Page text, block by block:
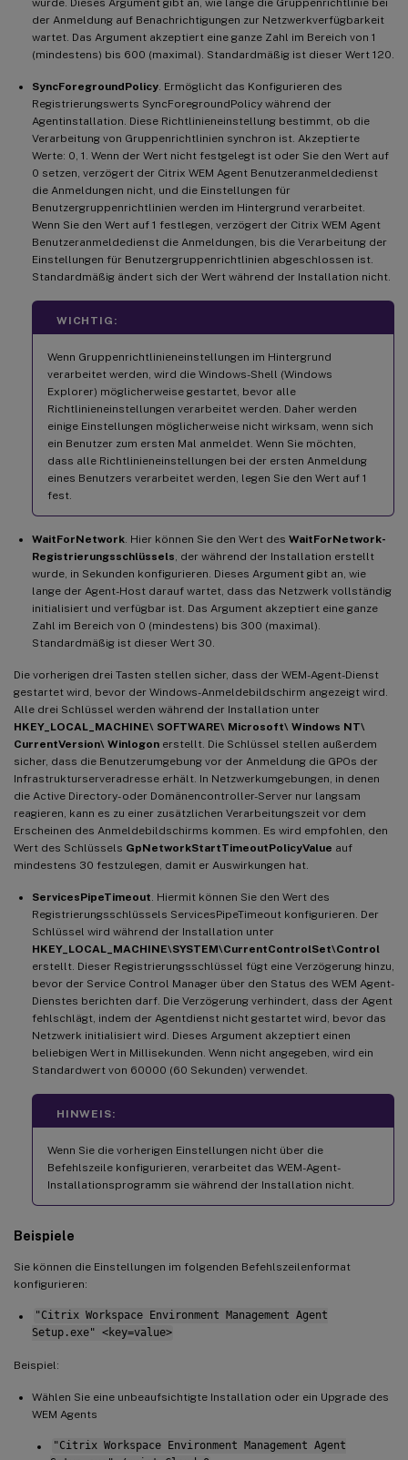
der Anmeldung auf Benachrichtigungen zur Netzwerkverfügbarkeit
wartet. Das Argument akzeptiert eine ganze Zahl im Bereich von 1
(mindestens) bis 600 (maximal). Standardmäßig ist dieser Wert 120.
SyncForegroundPolicy . Ermöglicht das Konfigurieren des
Registrierungswerts SyncForegroundPolicy während der
Agentinstallation. Diese Richtlinieneinstellung bestimmt, ob die
Verarbeitung von Gruppenrichtlinien synchron ist. Akzeptierte
Werte: 0, 1. Wenn der Wert nicht festgelegt ist oder Sie den Wert auf
0 setzen, verzögert der Citrix WEM Agent Benutzeranmeldedienst
die Anmeldungen nicht, und die Einstellungen für
Benutzergruppenrichtlinien werden im Hintergrund verarbeitet.
Wenn Sie den Wert auf 1 festlegen, verzögert der Citrix WEM Agent
Benutzeranmeldedienst die Anmeldungen, bis die Verarbeitung der
Einstellungen für Benutzergruppenrichtlinien abgeschlossen ist.
Standardmäßig ändert sich der Wert während der Installation nicht.
WICHTIG:
Wenn Gruppenrichtlinieneinstellungen im Hintergrund
verarbeitet werden, wird die Windows-Shell (Windows
Explorer) möglicherweise gestartet, bevor alle
Richtlinieneinstellungen verarbeitet werden. Daher werden
einige Einstellungen möglicherweise nicht wirksam, wenn sich
ein Benutzer zum ersten Mal anmeldet. Wenn Sie möchten,
dass alle Richtlinieneinstellungen bei der ersten Anmeldung
eines Benutzers verarbeitet werden, legen Sie den Wert auf 1
fest.
WaitForNetwork . Hier können Sie den Wert des WaitForNetwork-
Registrierungsschlüssels , der während der Installation erstellt
wurde, in Sekunden konfigurieren. Dieses Argument gibt an, wie
lange der Agent-Host darauf wartet, dass das Netzwerk vollständig
initialisiert und verfügbar ist. Das Argument akzeptiert eine ganze
Zahl im Bereich von 0 (mindestens) bis 300 (maximal).
Standardmäßig ist dieser Wert 30.
Die vorherigen drei Tasten stellen sicher, dass der WEM-Agent-Dienst
gestartet wird, bevor der Windows-Anmeldebildschirm angezeigt wird.
Alle drei Schlüssel werden während der Installation unter
HKEY_LOCAL_MACHINE\ SOFTWARE\ Microsoft\ Windows NT\
CurrentVersion\ Winlogon erstellt. Die Schlüssel stellen außerdem
sicher, dass die Benutzerumgebung vor der Anmeldung die GPOs der
Infrastrukturserveradresse erhält. In Netzwerkumgebungen, in denen
die Active Directory- oder Domänencontroller-Server nur langsam
reagieren, kann es zu einer zusätzlichen Verarbeitungszeit vor dem
Erscheinen des Anmeldebildschirms kommen. Es wird empfohlen, den
Wert des Schlüssels GpNetworkStartTimeoutPolicyValue auf
mindestens 30 festzulegen, damit er Auswirkungen hat.
ServicesPipeTimeout . Hiermit können Sie den Wert des
Registrierungsschlüssels ServicesPipeTimeout konfigurieren. Der
Schlüssel wird während der Installation unter
HKEY_LOCAL_MACHINE\SYSTEM\CurrentControlSet\Control
erstellt. Dieser Registrierungsschlüssel fügt eine Verzögerung hinzu,
bevor der Service Control Manager über den Status des WEM Agent-
Dienstes berichten darf. Die Verzögerung verhindert, dass der Agent
fehlschlägt, indem der Agentdienst nicht gestartet wird, bevor das
Netzwerk initialisiert wird. Dieses Argument akzeptiert einen
beliebigen Wert in Millisekunden. Wenn nicht angegeben, wird ein
Standardwert von 60000 (60 Sekunden) verwendet.
HINWEIS:
Wenn Sie die vorherigen Einstellungen nicht über die
Befehlszeile konfigurieren, verarbeitet das WEM-Agent-
Installationsprogramm sie während der Installation nicht.
Beispiele
Sie können die Einstellungen im folgenden Befehlszeilenformat
konfigurieren:
"Citrix Workspace Environment Management Agent
Setup.exe" <key=value>
Beispiel:
Wählen Sie eine unbeaufsichtigte Installation oder ein Upgrade des
WEM Agents
"Citrix Workspace Environment Management Agent